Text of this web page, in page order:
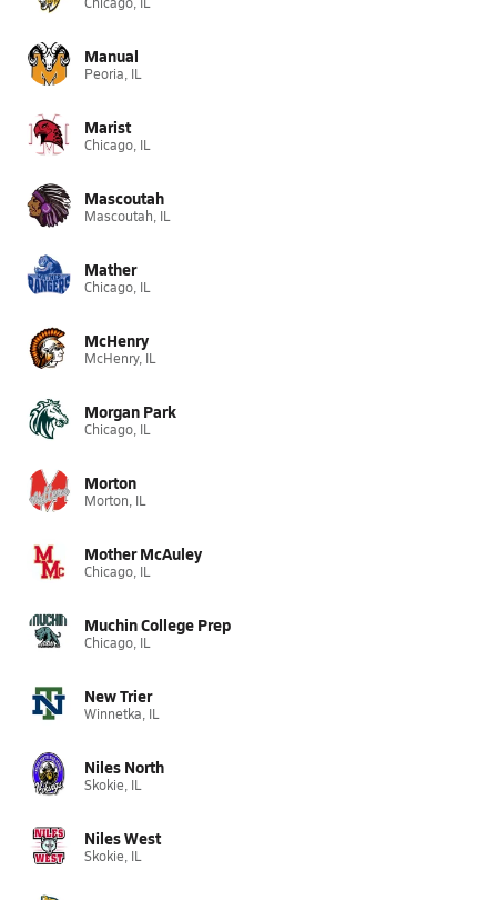
Manual
Peoria, IL
Marist
Chicago, IL
Mascoutah
Mascoutah, IL
Mather
Chicago, IL
McHenry
McHenry, IL
Morgan Park
Chicago, IL
Morton
Morton, IL
Mother McAuley
Chicago, IL
Muchin College Prep
Chicago, IL
New Trier
Winnetka, IL
Niles North
Skokie, IL
Niles West
Skokie, IL